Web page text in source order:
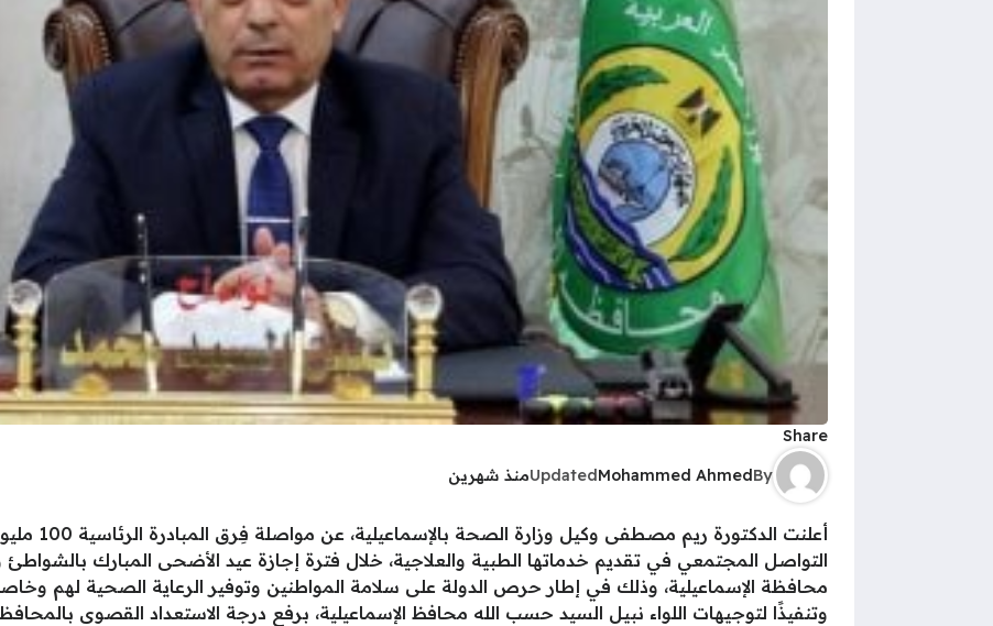
Share
By
Mohammed Ahmed
Updatedمنذ شهرين
أعلنت
التواصل المجتمعي في تقديم خدماتها الطبية والعلاجية، خلال فترة إجازة عيد الأضحى المبارك بالشواطئ
محافظة الإسماعيلية، وذلك في إطار حرص الدولة على سلامة المواطنين وتوفير الرعاية الصحية لهم
وتنفيذًا لتوجيهات اللواء نبيل السيد حسب الله محافظ الإسماعيلية، برفع درجة الاستعداد القصوى